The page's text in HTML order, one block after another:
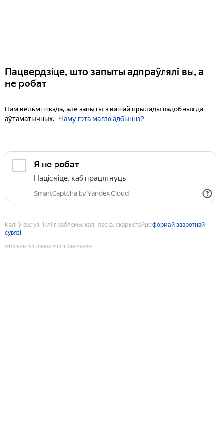
Пацвердзіце, што запыты адпраўлялі вы, а
не робат
Нам вельмі шкада, але запыты з вашай прылады падобныя да
аўтаматычных.
Чаму гэта магло адбыцца?
Я не робат
Націсніце, каб працягнуць
SmartCaptcha by Yandex Cloud
Калі ў вас узніклі праблемы, калі ласка, скарыстайцеформай зваротнай
сувязі
9192636151708692494:1786248394